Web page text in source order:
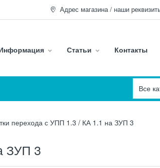
Адрес магазина / наши
Статьи Контакты
перехода с УПП 1.3 / КА 1.1 на ЗУП 3
ЗУП 3